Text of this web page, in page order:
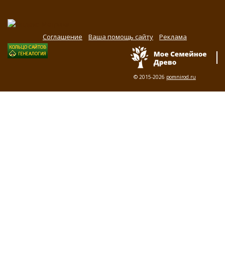
Соглашение Ваша помощь сайту Реклама
© 2015-2026 pomnirod.ru